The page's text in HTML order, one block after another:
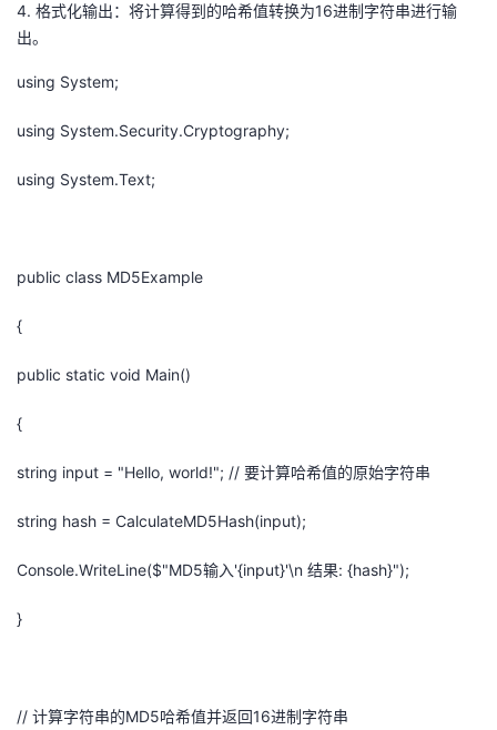
4. 格式化输出：将计算得到的哈希值转换为16进制字符串进行输
出。
using System;
using System.Security.Cryptography;
using System.Text;
public class MD5Example
{
public static void Main()
{
string input = "Hello, world!"; // 要计算哈希值的原始字符串
string hash = CalculateMD5Hash(input);
Console.WriteLine($"MD5输入'{input}'\n 结果: {hash}");
}
// 计算字符串的MD5哈希值并返回16进制字符串